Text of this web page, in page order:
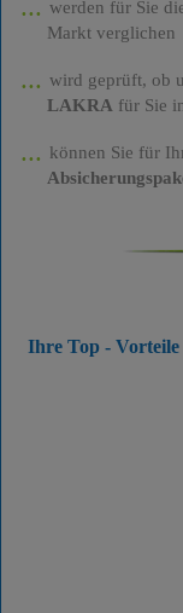
werden für Sie
Markt verglichen
wird geprüft, ob
LAKRA für Sie
können Sie für
Ihre Top -